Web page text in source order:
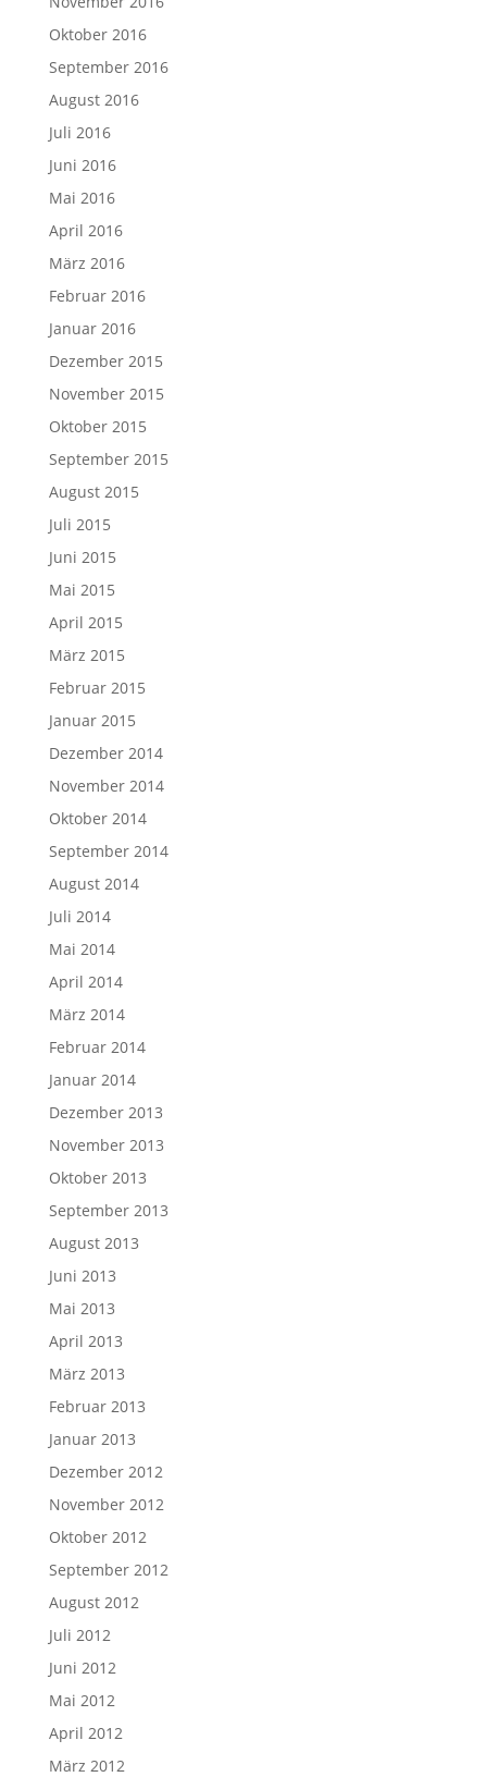
Oktober 2016
September 2016
August 2016
Juli 2016
Juni 2016
Mai 2016
April 2016
März 2016
Februar 2016
Januar 2016
Dezember 2015
November 2015
Oktober 2015
September 2015
August 2015
Juli 2015
Juni 2015
Mai 2015
April 2015
März 2015
Februar 2015
Januar 2015
Dezember 2014
November 2014
Oktober 2014
September 2014
August 2014
Juli 2014
Mai 2014
April 2014
März 2014
Februar 2014
Januar 2014
Dezember 2013
November 2013
Oktober 2013
September 2013
August 2013
Juni 2013
Mai 2013
April 2013
März 2013
Februar 2013
Januar 2013
Dezember 2012
November 2012
Oktober 2012
September 2012
August 2012
Juli 2012
Juni 2012
Mai 2012
April 2012
März 2012